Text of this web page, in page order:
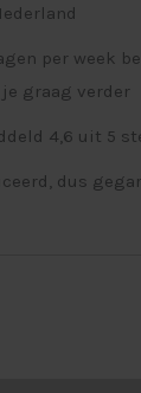
per week
je graag verder
4,6 uit 5
dus